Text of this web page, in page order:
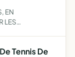
EN
LES
Tennis De